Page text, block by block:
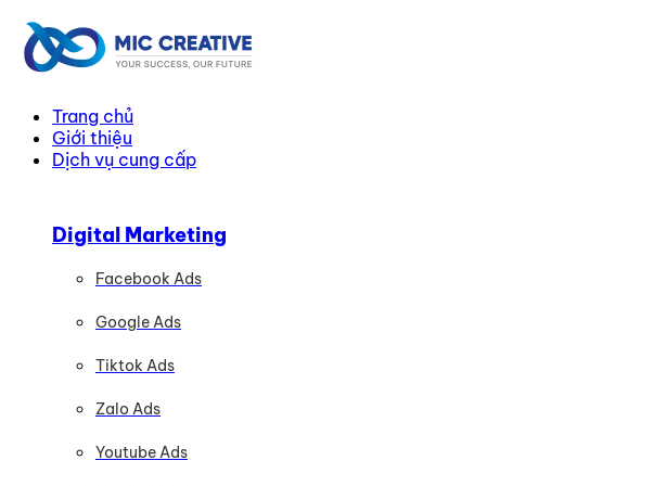
Trang chủ
Giới thiệu
Dịch vụ cung cấp
Digital Marketing
Facebook Ads
Google Ads
Tiktok Ads
Zalo Ads
Youtube Ads